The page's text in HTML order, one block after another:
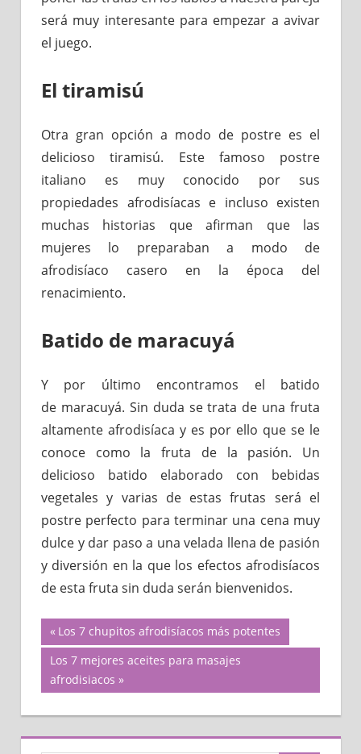
será muy interesante para empezar a avivar
el juego.
El tiramisú
Otra gran opción a modo de postre es el
delicioso tiramisú. Este famoso postre
italiano es muy conocido por sus
propiedades afrodisíacas e incluso existen
muchas historias que afirman que las
mujeres lo preparaban a modo de
afrodisíaco casero en la época del
renacimiento.
Batido de maracuyá
Y por último encontramos el batido
de maracuyá. Sin duda se trata de una fruta
altamente afrodisíaca y es por ello que se le
conoce como la fruta de la pasión. Un
delicioso batido elaborado con bebidas
vegetales y varias de estas frutas será el
postre perfecto para terminar una cena muy
dulce y dar paso a una velada llena de pasión
y diversión en la que los efectos afrodisíacos
de esta fruta sin duda serán bienvenidos.
Navegación
de
Previous
Post:
Los 7 chupitos afrodisíacos más potentes
Next
Post:
Los 7 mejores aceites para masajes
afrodisiacos